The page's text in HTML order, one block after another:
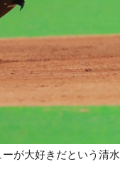
が大好きだという清水